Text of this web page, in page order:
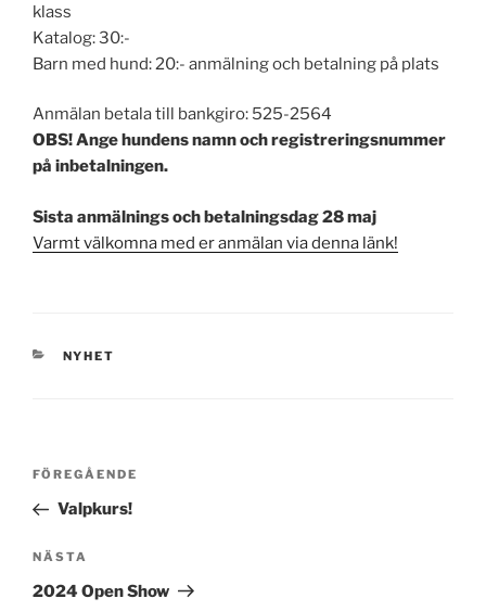
klass
Katalog: 30:-
Barn med hund: 20:- anmälning och betalning på plats
Anmälan betala till bankgiro: 525-2564
OBS! Ange hundens namn och registreringsnummer
på inbetalningen.
Sista anmälnings och betalningsdag 28 maj
Varmt välkomna med er anmälan via denna länk!
KATEGORIER
NYHET
Inläggsnavigering
Föregående
inlägg
FÖREGÅENDE
Valpkurs!
Nästa
inlägg
NÄSTA
2024 Open Show